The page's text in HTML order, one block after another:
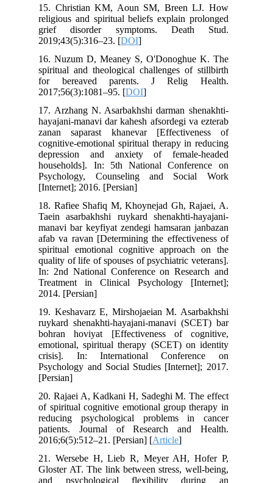
15. Christian KM, Aoun SM, Breen LJ. How
religious and spiritual beliefs explain prolonged
grief disorder symptoms. Death Stud.
2019;43(5):316–23. [DOI
16. Nuzum D, Meaney S, O'Donoghue K. The
spiritual and theological challenges of stillbirth
for bereaved parents. J Relig Health.
2017;56(3):1081–95. [DOI
17. Arzhang N. Asarbakhshi darman shenakhti-
hayajani-manavi dar kahesh afsordegi va ezterab
zanan saparast khanevar [Effectiveness of
cognitive-emotional spiritual therapy in reducing
depression and anxiety of female-headed
households]. In: 5th National Conference on
Psychology, Counseling and Social Work
[Internet]; 2016. [Persian]
18. Rafiee Shafiq M, Khoynejad Gh, Rajaei, A.
Taein asarbakhshi ruykard shenakhti-hayajani-
manavi bar keyfiyat zendegi hamsaran janbazan
afab va ravan [Determining the effectiveness of
spiritual emotional cognitive approach on the
quality of life of spouses of psychiatric veterans].
In: 2nd National Conference on Research and
Treatment in Clinical Psychology [Internet];
2014. [Persian]
19. Keshavarz E, Mirshojaeian M. Asarbakhshi
ruykard shenakhti-hayajani-manavi (SCET) bar
bohran hoviyat [Effectiveness of cognitive,
emotional, spiritual therapy (SCET) on identity
crisis]. In: International Conference on
Psychology and Social Studies [Internet]; 2017.
[Persian]
20. Rajaei A, Kadkani H, Sadeghi M. The effect
of spiritual cognitive emotional group therapy in
reducing psychological problems in cancer
patients. Journal of Research and Health.
2016;6(5):512–21. [Persian] [Article
21. Wersebe H, Lieb R, Meyer AH, Hofer P,
Gloster AT. The link between stress, well-being,
and psychological flexibility during an